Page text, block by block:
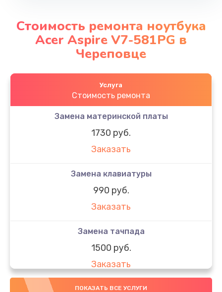
Стоимость ремонта ноутбука
Acer Aspire V7-581PG в
Череповце
Услуга
Стоимость ремонта
Замена материнской платы
1730 руб.
Заказать
Замена клавиатуры
990 руб.
Заказать
Замена тачпада
1500 руб.
Заказать
Замена южного моста
ПОКАЗАТЬ ВСЕ УСЛУГИ